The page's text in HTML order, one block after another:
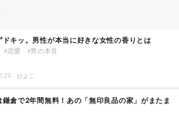
ドキッ。男性が本当に好きな女性の香りとは
恋愛 男の本音
ひよこ
鎌倉で2年間無料！あの「無印良品の家」がまたま